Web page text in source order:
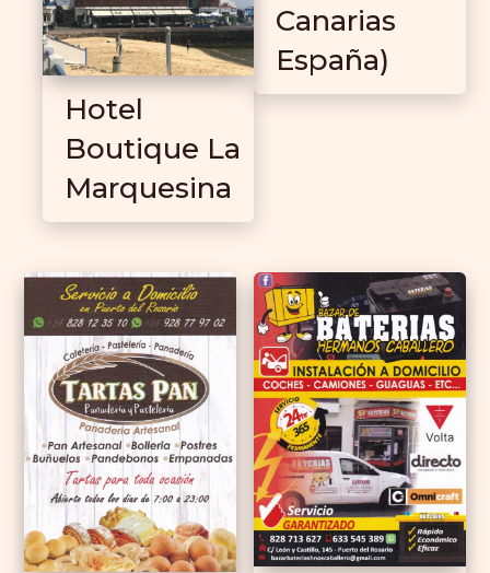
Canarias
España)
Hotel
Boutique La
Marquesina